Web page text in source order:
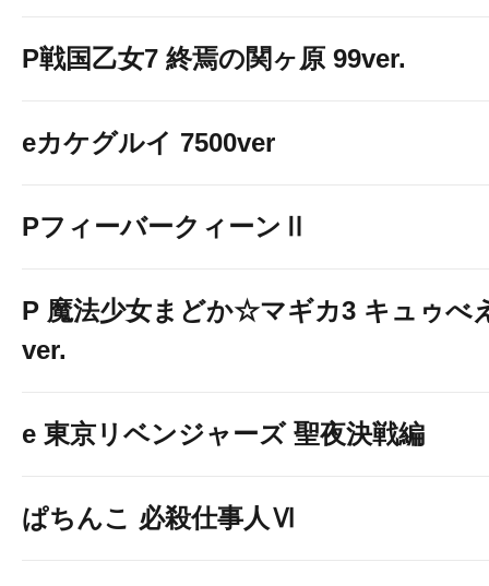
P戦国乙女7 終焉の関ヶ原 99ver.
eカケグルイ 7500ver
PフィーバークィーンⅡ
P 魔法少女まどか☆マギカ3 キュゥべ
ver.
e 東京リベンジャーズ 聖夜決戦編
ぱちんこ 必殺仕事人Ⅵ